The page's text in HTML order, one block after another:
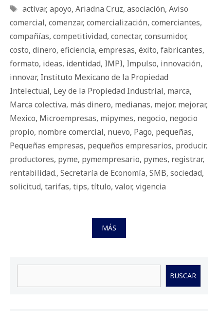
Etiquetas
activar, apoyo, Ariadna Cruz, asociación, Aviso
comercial, comenzar, comercialización, comerciantes,
compañías, competitividad, conectar, consumidor,
costo, dinero, eficiencia, empresas, éxito, fabricantes,
formato, ideas, identidad, IMPI, Impulso, innovación,
innovar, Instituto Mexicano de la Propiedad
Intelectual, Ley de la Propiedad Industrial, marca,
Marca colectiva, más dinero, medianas, mejor, mejorar,
Mexico, Microempresas, mipymes, negocio, negocio
propio, nombre comercial, nuevo, Pago, pequeñas,
Pequeñas empresas, pequeños empresarios, producir,
productores, pyme, pymempresario, pymes, registrar,
rentabilidad., Secretaría de Economía, SMB, sociedad,
solicitud, tarifas, tips, título, valor, vigencia
MÁS
BUSCAR